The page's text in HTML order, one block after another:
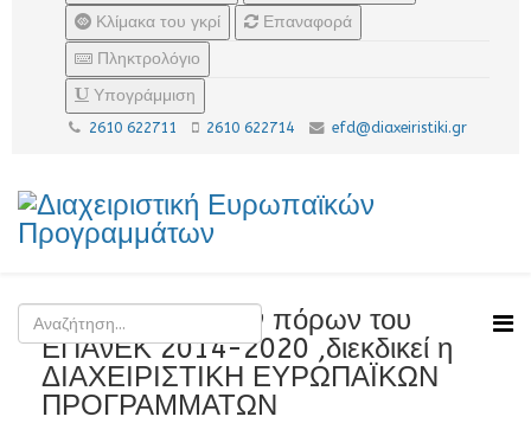
Κλίμακα του γκρί
Επαναφορά
Πληκτρολόγιο
Υπογράμμιση
2610 622711 2610 622714 efd@diaxeiristiki.gr
Τη διαχείριση των πόρων του
ΕΠΑνΕΚ 2014-2020 ,διεκδικεί η
ΔΙΑΧΕΙΡΙΣΤΙΚΗ ΕΥΡΩΠΑΪΚΩΝ
ΠΡΟΓΡΑΜΜΑΤΩΝ